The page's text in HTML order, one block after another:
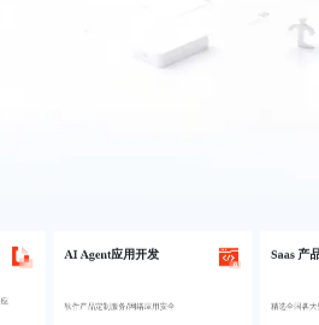
AI Agent应用开发
软件产品定制服务/网络应用安全
Saas 产
精选全国各